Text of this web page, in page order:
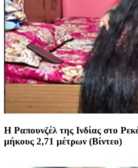
Η Ραπουνζέλ της Ινδίας στο
μήκους 2,71 μέτρων (Βίντεο)